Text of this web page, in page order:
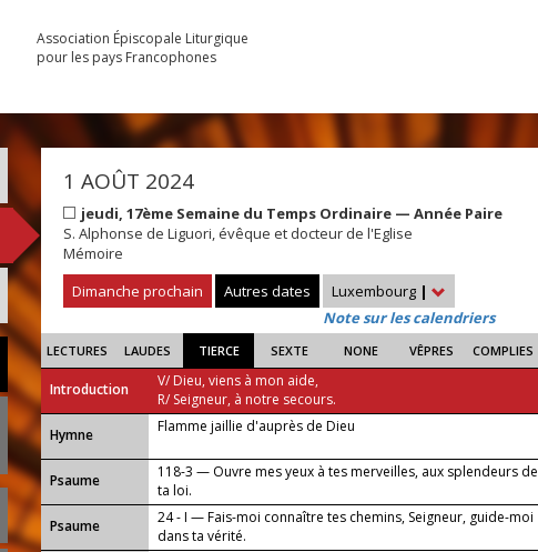
Association Épiscopale Liturgique
pour les pays Francophones
1 AOÛT 2024
jeudi, 17ème Semaine du Temps Ordinaire — Année Paire
S. Alphonse de Liguori, évêque et docteur de l'Eglise
Mémoire
Dimanche prochain
Autres dates Luxembourg |
Note sur les calendriers
LECTURES LAUDES TIERCE SEXTE NONE VÊPRES COMPLIES
Introduction
V/ Dieu, viens à mon aide,
R/ Seigneur, à notre secours.
...
Hymne Flamme jaillie d'auprès de Dieu
Psaume
118-3 — Ouvre mes yeux à tes merveilles, aux splendeurs de
ta loi.
Psaume
24 - I — Fais-moi connaître tes chemins, Seigneur, guide-moi
dans ta vérité.